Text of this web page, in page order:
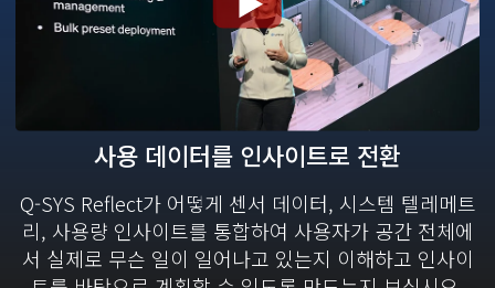
비
디
오
모
사용 데이터를 인사이트로 전환
Q-SYS Reflect가 어떻게 센서 데이터, 시스템 텔레메트
리, 사용량 인사이트를 통합하여 사용자가 공간 전체에
서 실제로 무슨 일이 일어나고 있는지 이해하고 인사이